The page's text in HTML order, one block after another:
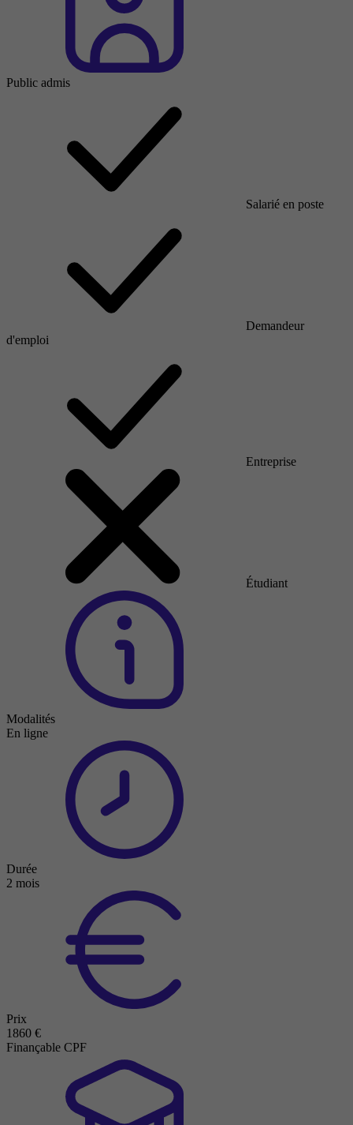
Public admis
Salarié en poste
Demandeur
d'emploi
Entreprise
Étudiant
Modalités
En ligne
Durée
2 mois
Prix
1860 €
Finançable CPF